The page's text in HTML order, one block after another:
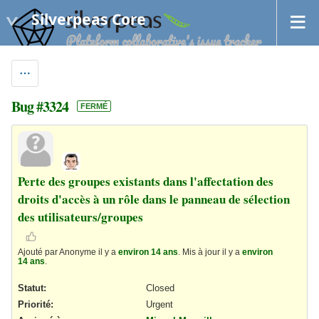
Silverpeas Core
Bug #3324 FERMÉ
Perte des groupes existants dans l'affectation des
droits d'accès à un rôle dans le panneau de sélection
des utilisateurs/groupes
Ajouté par Anonyme il y a environ 14 ans . Mis à jour il y a environ
14 ans
Statut:
Closed
Priorité:
Urgent